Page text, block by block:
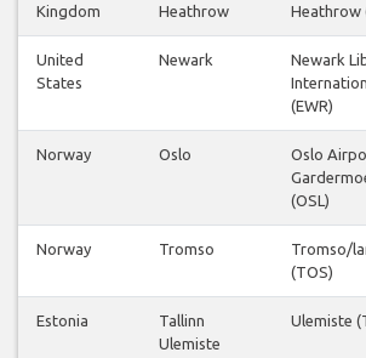
Kingdom
Heathrow
Heathrow
United
States
Newark
Newark
(EWR)
Norway Oslo
Oslo
(OSL)
Norway Tromso
Tromso/
(TOS)
Estonia
Tallinn
Ulemiste
Ulemiste